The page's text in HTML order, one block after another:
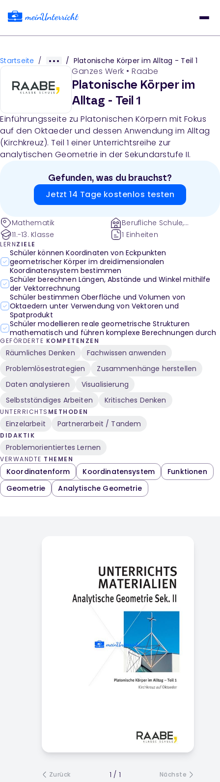
Startseite / / Platonische Körper im Alltag - Teil 1
Ganzes Werk • Raabe
Platonische Körper im
Alltag - Teil 1
Einführungsseite zu Platonischen Körpern mit Fokus
auf den Oktaeder und dessen Anwendung im Alltag
(Kirchkreuz). Teil 1 einer Unterrichtsreihe zur
analytischen Geometrie in der Sekundarstufe II.
Gefunden, was du brauchst?
Jetzt 14 Tage kostenlos testen
Mathematik
11.-13. Klasse
Berufliche Schule,
Gymnasium
1 Einheiten
LERNZIELE
Schüler können Koordinaten von Eckpunkten
geometrischer Körper im dreidimensionalen
Koordinatensystem bestimmen
Schüler berechnen Längen, Abstände und Winkel mithilfe
der Vektorrechnung
Schüler bestimmen Oberfläche und Volumen von
Oktaedern unter Verwendung von Vektoren und
Spatprodukt
Schüler modellieren reale geometrische Strukturen
mathematisch und führen komplexe Berechnungen durch
GEFÖRDERTE KOMPETENZEN
Räumliches Denken
Fachwissen anwenden
Problemlösestrategien
Zusammenhänge herstellen
Daten analysieren
Visualisierung
Selbstständiges Arbeiten
Kritisches Denken
UNTERRICHTS METHODEN
Einzelarbeit Partnerarbeit / Tandem
DIDAKTIK
Problemorientiertes Lernen
VERWANDTE THEMEN
Koordinatenform Koordinatensystem
Funktionen
Geometrie
Analytische Geometrie
Zurück 1 / 1 Nächste